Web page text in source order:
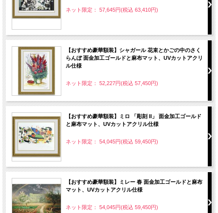
ネット限定： 57,645円(税込 63,410円)
【おすすめ豪華額装】シャガール 花束とかごの中のさく
らんぼ 面金加工ゴールドと麻布マット、UVカットアクリ
ル仕様
ネット限定： 52,227円(税込 57,450円)
【おすすめ豪華額装】ミロ 「彫刻 II」 面金加工ゴールド
と麻布マット、UVカットアクリル仕様
ネット限定： 54,045円(税込 59,450円)
【おすすめ豪華額装】ミレー 春 面金加工ゴールドと麻布
マット、UVカットアクリル仕様
ネット限定： 54,045円(税込 59,450円)